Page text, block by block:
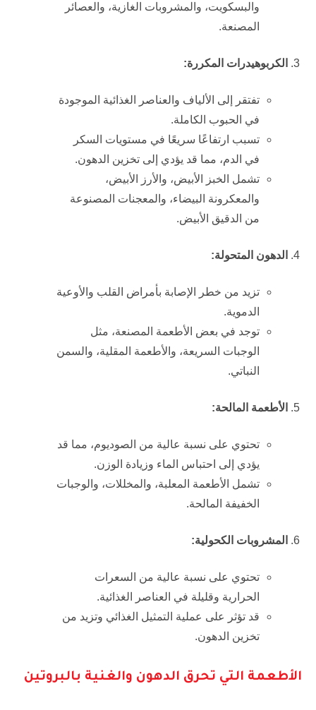
والبسكويت، والمشروبات الغازية، والعصائر
المصنعة.
الكربوهيدرات المكررة:
تفتقر إلى الألياف والعناصر الغذائية الموجودة
في الحبوب الكاملة.
تسبب ارتفاعًا سريعًا في مستويات السكر
في الدم، مما قد يؤدي إلى تخزين الدهون.
تشمل الخبز الأبيض، والأرز الأبيض،
والمعكرونة البيضاء، والمعجنات المصنوعة
من الدقيق الأبيض.
الدهون المتحولة:
تزيد من خطر الإصابة بأمراض القلب والأوعية
الدموية.
توجد في بعض الأطعمة المصنعة، مثل
الوجبات السريعة، والأطعمة المقلية، والسمن
النباتي.
الأطعمة المالحة:
تحتوي على نسبة عالية من الصوديوم، مما قد
يؤدي إلى احتباس الماء وزيادة الوزن.
تشمل الأطعمة المعلبة، والمخللات، والوجبات
الخفيفة المالحة.
المشروبات الكحولية:
تحتوي على نسبة عالية من السعرات
الحرارية وقليلة في العناصر الغذائية.
قد تؤثر على عملية التمثيل الغذائي وتزيد من
تخزين الدهون.
الأطعمة التي تحرق الدهون والغنية بالبروتين